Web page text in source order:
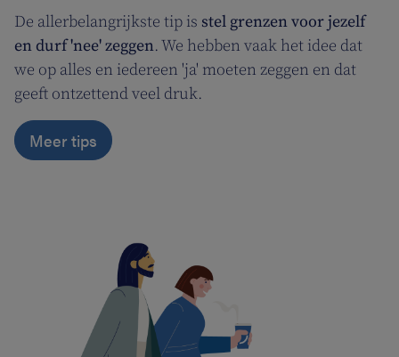
De allerbelangrijkste tip is stel grenzen voor jezelf
en durf 'nee' zeggen. We hebben vaak het idee dat
we op alles en iedereen 'ja' moeten zeggen en dat
geeft ontzettend veel druk.
Meer tips